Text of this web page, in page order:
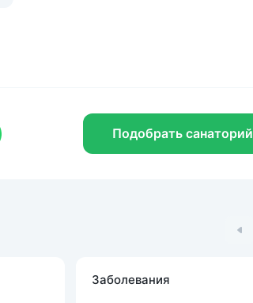
Шведский стол
Спа-услуги
Доступная среда
Подобрать санаторий
Заболевания